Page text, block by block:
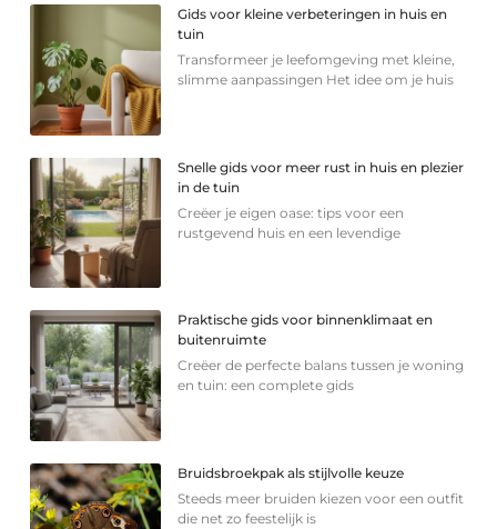
Gids voor kleine verbeteringen in huis en
tuin
Transformeer je leefomgeving met kleine,
slimme aanpassingen Het idee om je huis
Snelle gids voor meer rust in huis en plezier
in de tuin
Creëer je eigen oase: tips voor een
rustgevend huis en een levendige
Praktische gids voor binnenklimaat en
buitenruimte
Creëer de perfecte balans tussen je woning
en tuin: een complete gids
Bruidsbroekpak als stijlvolle keuze
Steeds meer bruiden kiezen voor een outfit
die net zo feestelijk is